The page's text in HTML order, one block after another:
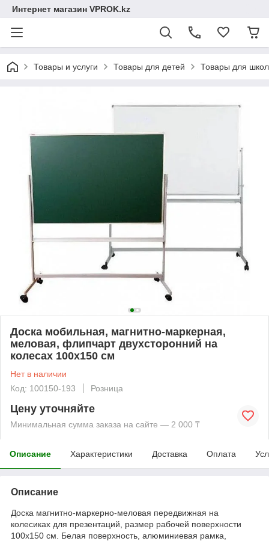
Интернет магазин VPROK.kz
Товары и услуги Товары для детей Товары для
Доска мобильная, магнитно-маркерная,
меловая, флипчарт двухсторонний на
колесах 100x150 см
Нет в наличии
Код: 100150-193
Розница
Цену уточняйте
Минимальная сумма заказа на сайте — 2 000 ₸
Описание Характеристики Доставка Оплата
Описание
Доска магнитно-маркерно-меловая передвижная на
колесиках для презентаций, размер рабочей поверхности
100x150 см. Белая поверхность, алюминиевая рамка,